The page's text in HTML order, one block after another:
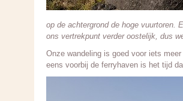
op de achtergrond de hoge vuurtoren.
ons vertrekpunt verder oostelijk, dus
Onze wandeling is goed voor iets
eens voorbij de ferryhaven is het tijd